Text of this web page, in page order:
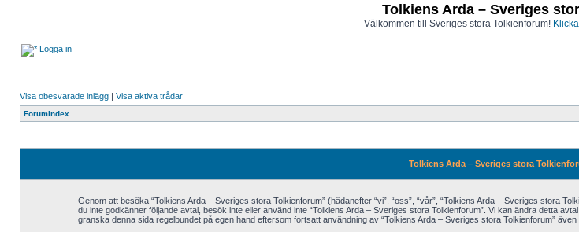
Tolkiens Arda – Sveriges
Välkommen till Sveriges stora Tolkienforum!
Logga in
Visa obesvarade inlägg | Visa aktiva trådar
Forumindex
Tolkiens Arda – Sveriges stora
Genom att besöka “Tolkiens Arda – Sveriges stora Tolkienforum” (hädanefter “vi”, “oss”, “vår”, “Tolkiens Arda – Sveriges stora
du inte godkänner följande avtal, besök inte eller använd inte “Tolkiens Arda – Sveriges stora Tolkienforum”. Vi kan ändra detta
granska denna sida regelbundet på egen hand eftersom fortsatt användning av “Tolkiens Arda – Sveriges stora Tolkienforum”